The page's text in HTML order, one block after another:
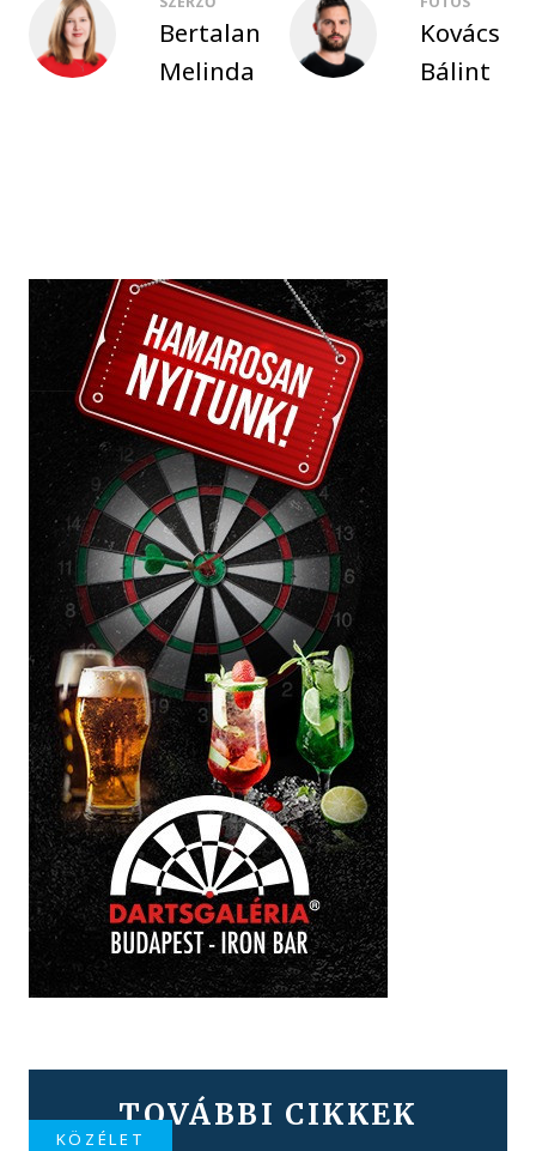
Bertalan
Melinda
Kovács
Bálint
TOVÁBBI CIKKEK
KÖZÉLET